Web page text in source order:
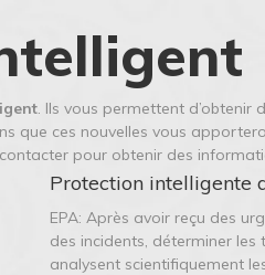
. Ils vous permettent d’obtenir
que ces nouvelles vous
pour obtenir des
Protection intelligente
EPA: Après avoir reçu des
des incidents, déterminer
analysent scientifiquement